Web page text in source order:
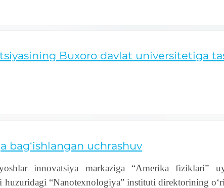
Buxoro davlat universitetiga
bag‘ishlangan uchrashuv
innovatsiya markaziga “Amerika fiziklari”
“Nanotexnologiya” instituti direktorining